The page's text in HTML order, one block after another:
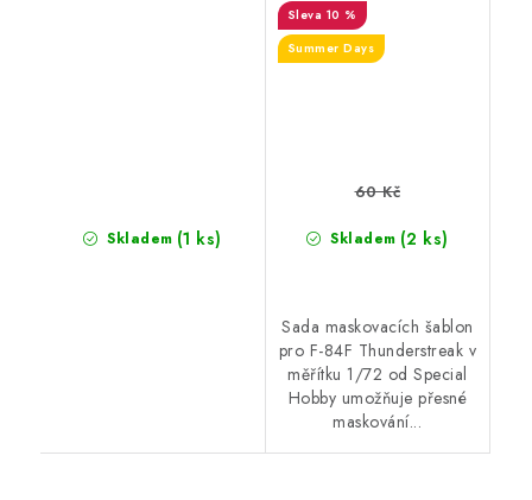
Skladem (1 ks)
10 %
Summer Days
Skladem (2 ks)
60 Kč
Sada maskovacích šablon
pro F-84F Thunderstreak v
měřítku 1/72 od Special
Hobby umožňuje přesné
maskování...